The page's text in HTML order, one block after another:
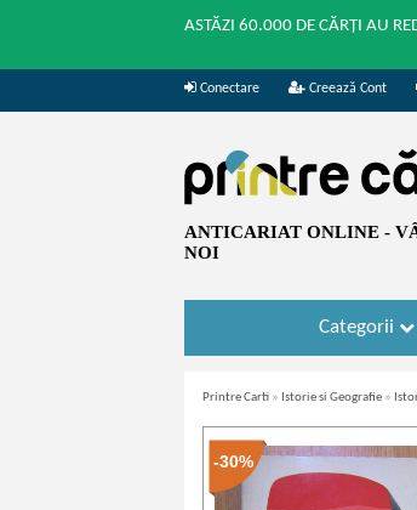
ASTĂZI 60.000 DE CĂRȚI AU
Conectare Creează Cont
ANTICARIAT ONLINE -
NOI
Categorii
Printre Carti » Istorie si Geografie »
-30%